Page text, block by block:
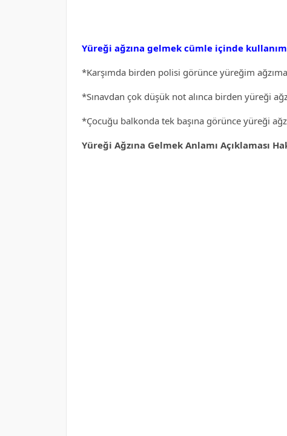
Yüreği ağzına gelmek cümle içinde
*Karşımda birden polisi görünce yüreğim
*Sınavdan çok düşük not alınca birden yüreği
*Çocuğu balkonda tek başına görünce yüreği
Yüreği Ağzına Gelmek Anlamı Açıklaması